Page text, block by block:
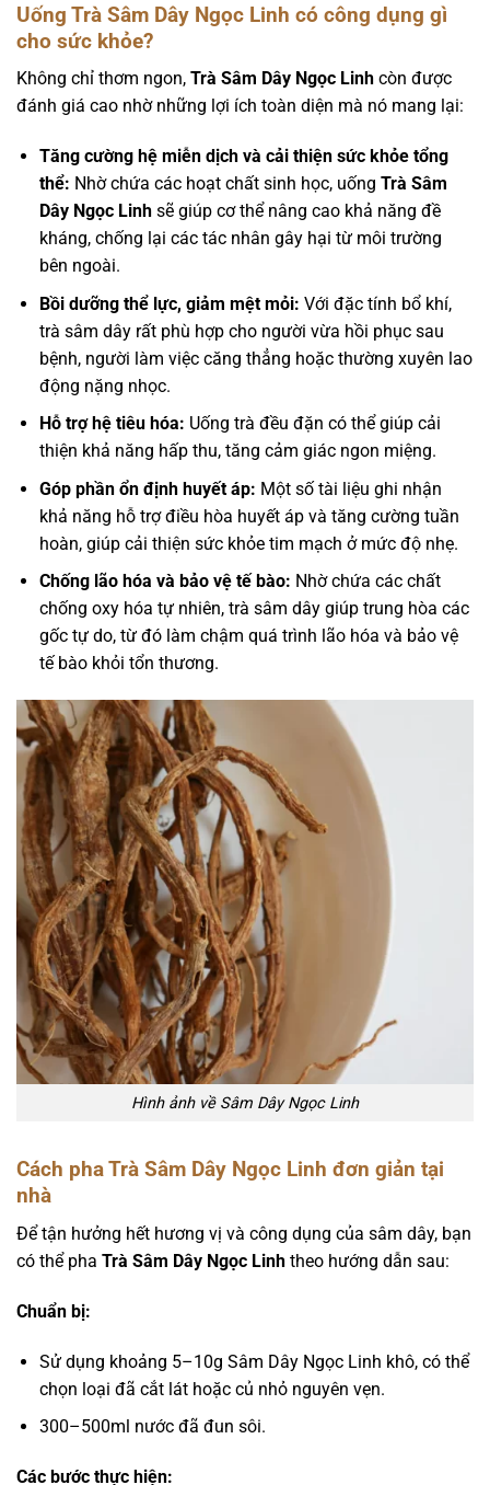
Uống Trà Sâm Dây Ngọc Linh có công dụng gì
cho sức khỏe?
Không chỉ thơm ngon, Trà Sâm Dây Ngọc Linh còn được
đánh giá cao nhờ những lợi ích toàn diện mà nó mang lại:
Tăng cường hệ miễn dịch và cải thiện sức khỏe tổng
thể: Nhờ chứa các hoạt chất sinh học, uống Trà Sâm
Dây Ngọc Linhsẽ giúp cơ thể nâng cao khả năng đề
kháng, chống lại các tác nhân gây hại từ môi trường
bên ngoài.
Bồi dưỡng thể lực, giảm mệt mỏi: Với đặc tính bổ khí,
trà sâm dây rất phù hợp cho người vừa hồi phục sau
bệnh, người làm việc căng thẳng hoặc thường xuyên lao
động nặng nhọc.
Hỗ trợ hệ tiêu hóa: Uống trà đều đặn có thể giúp cải
thiện khả năng hấp thu, tăng cảm giác ngon miệng.
Góp phần ổn định huyết áp: Một số tài liệu ghi nhận
khả năng hỗ trợ điều hòa huyết áp và tăng cường tuần
hoàn, giúp cải thiện sức khỏe tim mạch ở mức độ nhẹ.
Chống lão hóa và bảo vệ tế bào: Nhờ chứa các chất
chống oxy hóa tự nhiên, trà sâm dây giúp trung hòa các
gốc tự do, từ đó làm chậm quá trình lão hóa và bảo vệ
tế bào khỏi tổn thương.
Hình ảnh về Sâm Dây Ngọc Linh
Cách pha Trà Sâm Dây Ngọc Linh đơn giản tại
nhà
Để tận hưởng hết hương vị và công dụng của sâm dây, bạn
có thể pha Trà Sâm Dây Ngọc Linh theo hướng dẫn sau:
Chuẩn bị:
Sử dụng khoảng 5–10g Sâm Dây Ngọc Linh khô, có thể
chọn loại đã cắt lát hoặc củ nhỏ nguyên vẹn.
300–500ml nước đã đun sôi.
Các bước thực hiện: